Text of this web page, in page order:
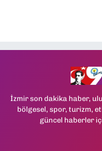
İzmir son dakika haber,
bölgesel, spor, turizm,
güncel haberler